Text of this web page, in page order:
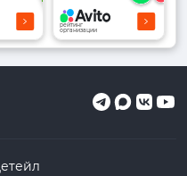
рейтинг
организации